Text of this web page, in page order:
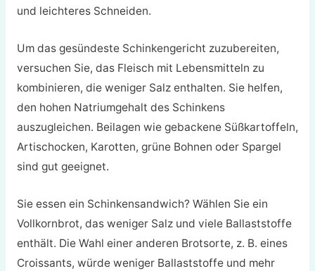
und leichteres Schneiden.
Um das gesündeste Schinkengericht zuzubereiten,
versuchen Sie, das Fleisch mit Lebensmitteln zu
kombinieren, die weniger Salz enthalten. Sie helfen,
den hohen Natriumgehalt des Schinkens
auszugleichen. Beilagen wie gebackene Süßkartoffeln,
Artischocken, Karotten, grüne Bohnen oder Spargel
sind gut geeignet.
Sie essen ein Schinkensandwich? Wählen Sie ein
Vollkornbrot, das weniger Salz und viele Ballaststoffe
enthält. Die Wahl einer anderen Brotsorte, z. B. eines
Croissants, würde weniger Ballaststoffe und mehr